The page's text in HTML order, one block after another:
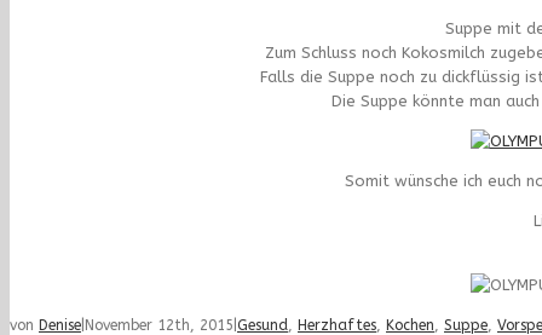
Suppe mit
Zum Schluss noch Kokosmilch
Falls die Suppe noch zu dickflüssig
Die Suppe könnte man
Somit wünsche ich euch
von Denise November 12th, 2015 Gesund, Herzhaftes, Kochen, Suppe,